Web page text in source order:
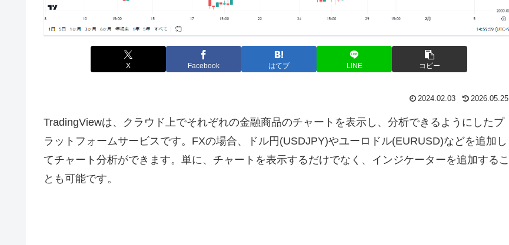
X Facebook はてブ LINE コピー
2024.02.03 2026.05.25
TradingViewは、クラウド上でそれぞれの金融商品のチャートを表示し、分析できるようにしたプ
ラットフォームサービスです。 FXの場合、ドル円 (USDJPY)やユーロドル(EURUSD)などを追加し
てチャート分析ができます。単に、チャートを表示するだけでなく、インジケーターを追加するこ
とも可能です。